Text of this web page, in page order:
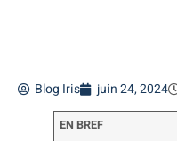
Blog Iris juin 24, 2024
EN BREF